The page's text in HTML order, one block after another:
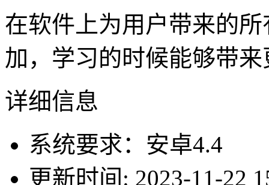
在软件上为用户带来的
加，学习的时候能够带
详细信息
系统要求：安卓4.4
更新时间: 2023-11-22